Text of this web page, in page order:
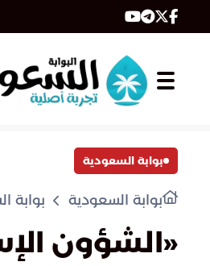
بوابة السعودية
بوابة السعودية بوابة
«الشؤون